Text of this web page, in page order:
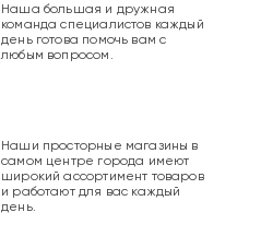
Наша большая и дружная
команда специалистов каждый
день готова помочь вам с
любым вопросом.
Наши просторные магазины в
самом центре города имеют
широкий ассортимент товаров
и работают для вас каждый
день.